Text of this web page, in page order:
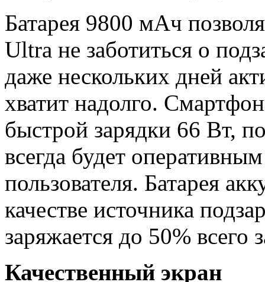
Батарея 9800 мАч
Ultra не заботиться о
даже нескольких дней
хватит надолго.
быстрой зарядки 66 Вт,
всегда будет
пользователя. Батарея
качестве источника
заряжается до 50% всего
Качественный экран